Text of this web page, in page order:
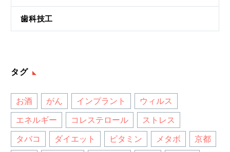
歯科技工
タグ
お酒 がん インプラント
ウィルス
エネルギー
コレステロール
ストレス
タバコ
ダイエット ビタミン メタボ
京都